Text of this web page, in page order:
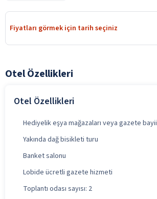
Fiyatları görmek için tarih seçiniz
Otel Özellikleri
Otel Özellikleri
Hediyelik eşya mağazaları veya gazete bayii
Yakında dağ bisikleti turu
Banket salonu
Lobide ücretli gazete hizmeti
Toplantı odası sayısı: 2